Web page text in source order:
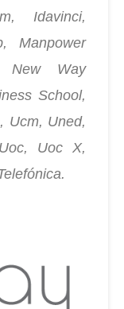
Idavinci,
Manpower
New Way
School,
Ucm, Uned,
Uoc X,